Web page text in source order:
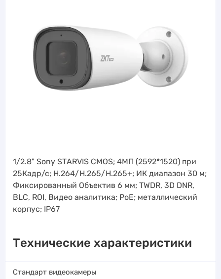
1/2.8" Sony STАRVIS CMOS; 4МП (2592*1520) при
25Кадр/с; H.264/H.265/H.265+; ИК диапазон 30 м;
Фиксированный Объектив 6 мм; TWDR, 3D DNR,
BLC, ROI, Видео аналитика; PoE; металлический
корпус; IP67
Технические характеристики
Стандарт видеокамеры